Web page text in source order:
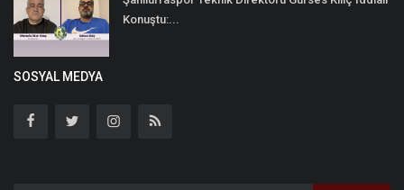
Konuştu:...
SOSYAL MEDYA